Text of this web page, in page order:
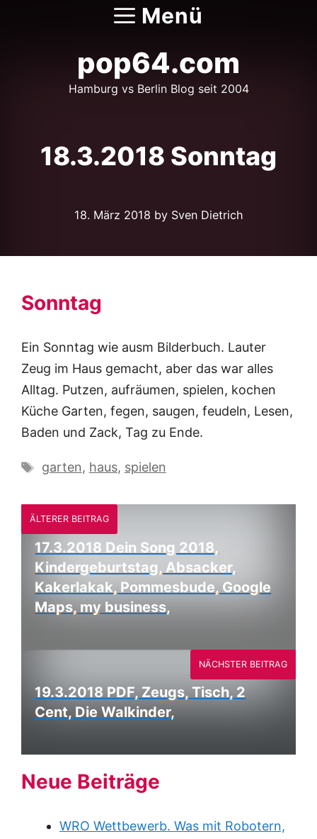
Menü
pop64.com
Hamburg vs Berlin Blog seit 2004
18.3.2018 Sonntag
18. März 2018 by Sven Dietrich
Sonntag
Ein Sonntag wie ausm Bilderbuch. Lauter
Zeug im Haus gemacht, aber das war alles
Alltag. Putzen, aufräumen, spielen, kochen
Küche Garten, fegen, saugen, feudeln, Lesen,
Baden und Zack, Tag zu Ende.
Schlagwörter
garten, haus, spielen
ÄLTERER BEITRAG
17.3.2018 Dein Song 2018,
Kindergeburtstag, Absacker,
Kakerlakak, Pommesbude, Google
Maps, my business,
19.3.2018 PDF, Zeugs, Tisch, 2
Cent, Die Walkinder,
NÄCHSTER BEITRAG
Neue Beiträge
WRO Wettbewerb. Was mit Robotern,